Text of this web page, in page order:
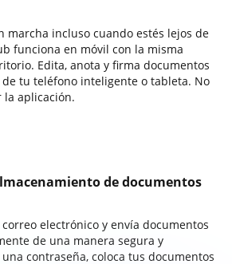
marcha incluso cuando estés lejos de
funciona en móvil con la misma
Edita, anota y firma documentos
tu teléfono inteligente o tableta. No
la aplicación.
de documentos
electrónico y envía documentos
de una manera segura y
contraseña, coloca tus documentos